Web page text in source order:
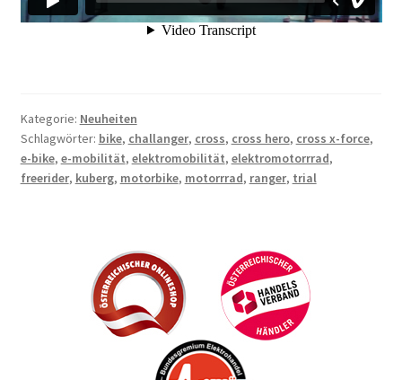
Kategorie: Neuheiten
Schlagwörter: bike, challanger, cross, cross hero, cross x-force,
e-bike, e-mobilität, elektromobilität, elektromotorrrad,
freerider, kuberg, motorbike, motorrrad, ranger, trial